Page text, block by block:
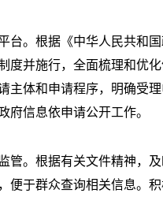
。根据《中华人民共和国
度并施行，全面梳理和优
主体和申请程序，明确受
府信息依申请公开工作。
。根据有关文件精神，及
便于群众查询相关信息。